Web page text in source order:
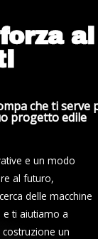
che ti serve
progetto edile
e un modo
al futuro,
delle macchine
ti aiutiamo a
un